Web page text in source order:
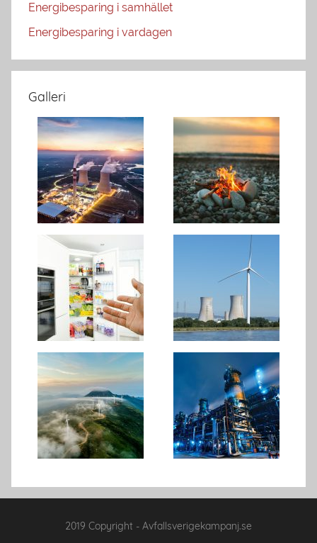
Energibesparing i samhället
Energibesparing i vardagen
Galleri